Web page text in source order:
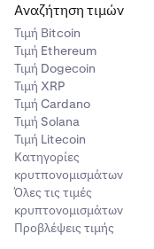
Αναζήτηση τιμών
Τιμή Βitcoin
Τιμή Ethereum
Τιμή Dogecoin
Τιμή XRP
Τιμή Cardano
Τιμή Solana
Τιμή Litecoin
Κατηγορίες
κρυτπονομισμάτων
Όλες τις τιμές
κρυπτονομισμάτων
Προβλέψεις τιμής